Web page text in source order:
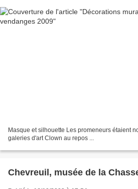
Masque et silhouette Les promeneurs étaient
galeries d'art Clown au repos ...
Chevreuil, musée de la